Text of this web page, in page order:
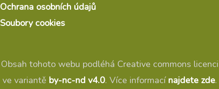
Ochrana osobních údajů
Soubory cookies
Obsah tohoto webu podléhá Creative commons licenci
ve variantě by-nc-nd v4.0. Více informací najdete zde.